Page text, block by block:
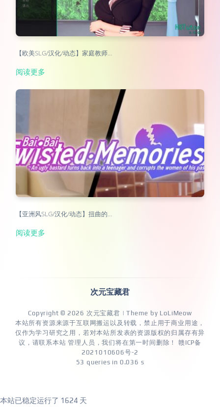
【欧美SLG/汉化/动态】家庭教师…
阅读更多
【亚洲风SLG/汉化/动态】扭曲的…
阅读更多
次元宝藏君
Copyright © 2026 次元宝藏君 | Theme by LoLiMeow
本站所有资源来源于互联网搬运以及转载，禁止用于商业用途，
仅作为学习研究之用，若对本站所发表的资源版权的归属存有异
议，请联系本站 管理人员，我们将在第一时间删除！ 赣ICP备
2021010606号-2
53 queries in 0.036 s
本站已稳定运行了 1624 天